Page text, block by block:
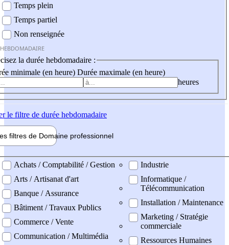
Temps plein
Temps partiel
Non renseignée
la durée hebdomadaire :
minimale (en heure) Durée maximale (en heure)
heures
le filtre de durée hebdomadaire
filtres de Domaine professionnel
professionel
Achats / Comptabilité / Gestion
Arts / Artisanat d'art
Banque / Assurance
Bâtiment / Travaux Publics
Commerce / Vente
Communication / Multimédia
Industrie
Informatique /
Télécommunication
Installation / Maintenance
Marketing / Stratégie
commerciale
Ressources Humaines